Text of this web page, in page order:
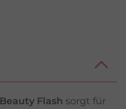
Beauty Flash sorgt für